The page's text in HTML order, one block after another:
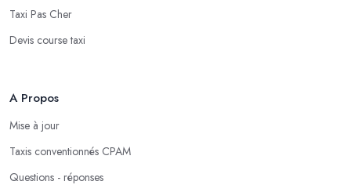
Taxi Pas Cher
Devis course taxi
A Propos
Mise à jour
Taxis conventionnés CPAM
Questions - réponses